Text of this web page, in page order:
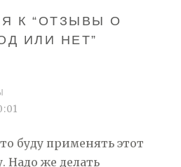
К “ ОТЗЫВЫ О
ИЛИ НЕТ”
буду применять этот
Надо же делать